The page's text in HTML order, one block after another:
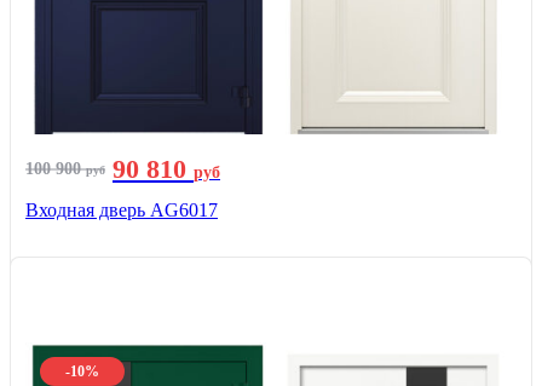
100 900руб 90 810 руб
Входная дверь AG6017
-10%